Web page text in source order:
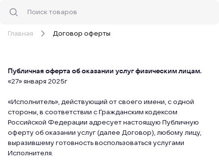
Главная Договор оферты
Публичная оферта об оказании услуг физическим лицам.
«27» января 2025г
«Исполнитель», действующий от своего имени, с одной
стороны, в соответствии с Гражданским кодексом
Российской Федерации адресует настоящую Публичную
оферту об оказании услуг (далее Договор), любому лицу,
выразившему готовность воспользоваться услугами
Исполнителя.